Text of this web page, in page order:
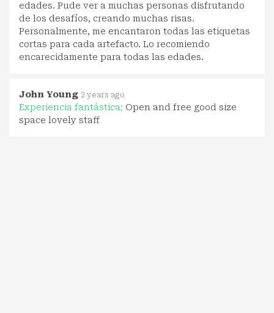
edades. Pude ver a muchas personas disfrutando
de los desafíos, creando muchas risas.
Personalmente, me encantaron todas las etiquetas
cortas para cada artefacto. Lo recomiendo
encarecidamente para todas las edades.
John Young 2 years ago
Experiencia fantástica: Open and free good size
space lovely staff